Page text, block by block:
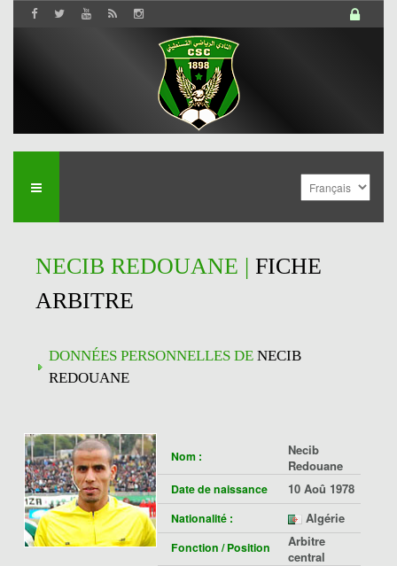
NECIB REDOUANE | FICHE
ARBITRE
DONNÉES PERSONNELLES DE NECIB
REDOUANE
Nom :
Necib
Redouane
Date de naissance 10 Aoû 1978
Nationalité : Algérie
Fonction / Position
Arbitre
central